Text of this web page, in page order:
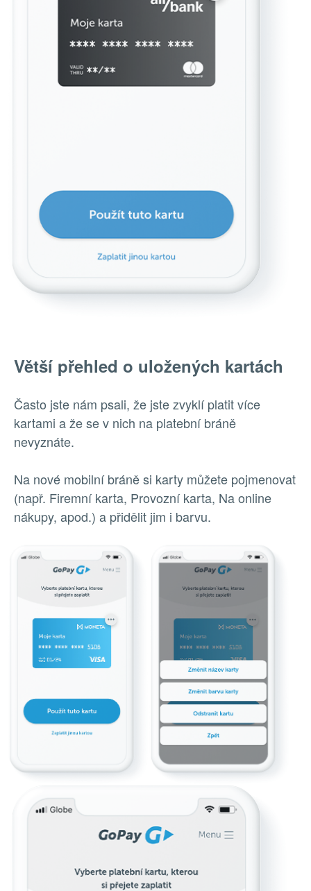
Větší přehled o uložených kartách
Často jste nám psali, že jste zvyklí platit více
kartami a že se v nich na platební bráně
nevyznáte.
Na nové mobilní bráně si karty můžete pojmenovat
(např. Firemní karta, Provozní karta, Na online
nákupy, apod.) a přidělit jim i barvu.